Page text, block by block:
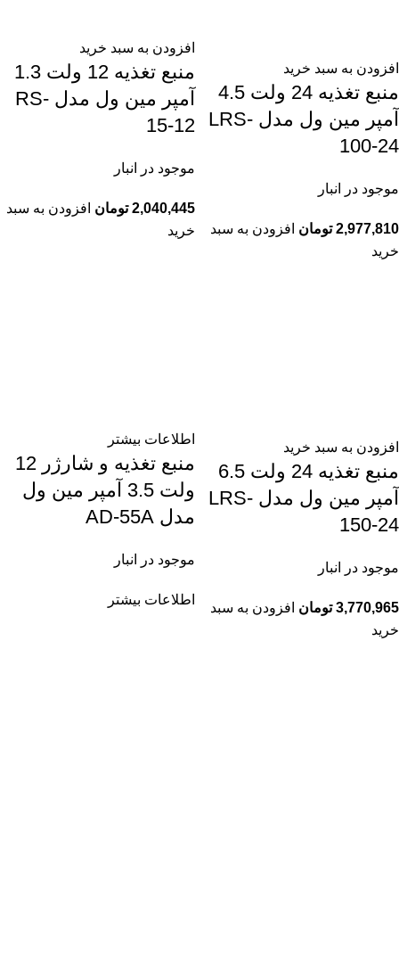
افزودن به سبد خرید
منبع تغذیه 24 ولت 4.5
آمپر مین ول مدل LRS-
100-24
موجود در انبار
2,977,810 تومان افزودن به سبد
خرید
افزودن به سبد خرید
منبع تغذیه 12 ولت 1.3
آمپر مین ول مدل RS-
15-12
موجود در انبار
2,040,445 تومان افزودن به سبد
خرید
افزودن به سبد خرید
منبع تغذیه 24 ولت 6.5
آمپر مین ول مدل LRS-
150-24
موجود در انبار
3,770,965 تومان افزودن به سبد
خرید
اطلاعات بیشتر
منبع تغذیه و شارژر 12
ولت 3.5 آمپر مین ول
مدل AD-55A
موجود در انبار
اطلاعات بیشتر